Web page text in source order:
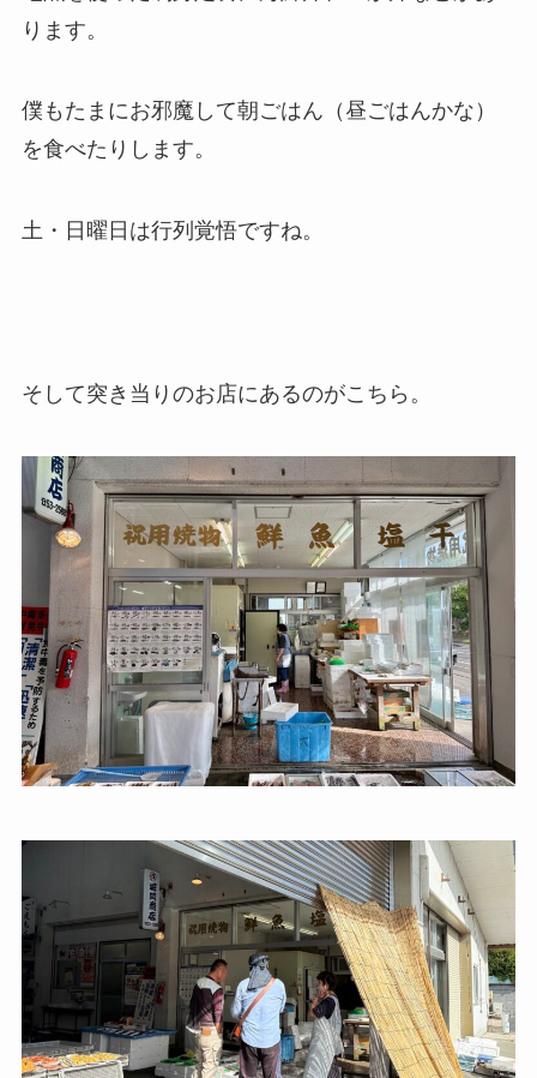
ります。
僕もたまにお邪魔して朝ごはん（昼ごはんかな）
を食べたりします。
土・日曜日は行列覚悟ですね。
そして突き当りのお店にあるのがこちら。